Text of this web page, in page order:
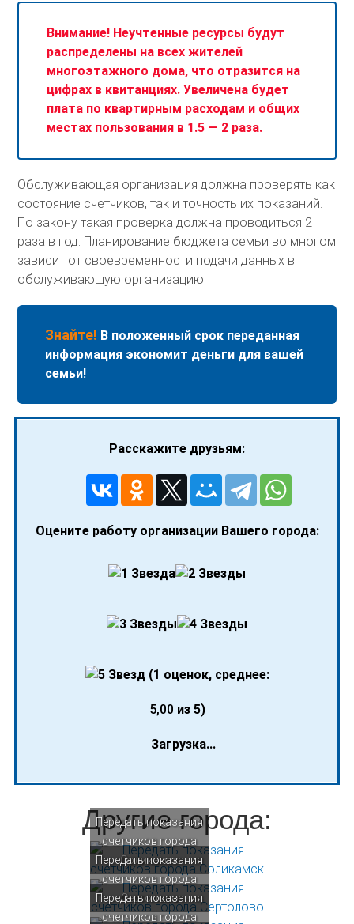
Внимание! Неучтенные ресурсы будут
распределены на всех жителей
многоэтажного дома, что отразится на
цифрах в квитанциях. Увеличена будет
плата по квартирным расходам и общих
местах пользования в 1.5 — 2 раза.
Обслуживающая организация должна проверять как
состояние счетчиков, так и точность их показаний.
По закону такая проверка должна проводиться 2
раза в год. Планирование бюджета семьи во многом
зависит от своевременности подачи данных в
обслуживающую организацию.
Знайте! В положенный срок переданная
информация экономит деньги для вашей
семьи!
Расскажите друзьям:
Оцените работу организации Вашего города:
(1 оценок, среднее:
5,00 из 5)
Загрузка...
Другие города:
Передать показания
счетчиков города
Соликамск
Передать показания
счетчиков города
Сертолово
Передать показания
счетчиков города